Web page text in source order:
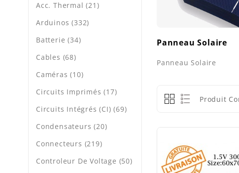
Acc. Thermal (21)
Arduinos (332)
Batterie (34)
Cables (68)
Caméras (10)
Circuits Imprimés (17)
Circuits Intégrés (CI) (69)
Condensateurs (20)
Connecteurs (219)
Controleur De Voltage (50)
Panneau Solaire
Panneau Solaire
Produit